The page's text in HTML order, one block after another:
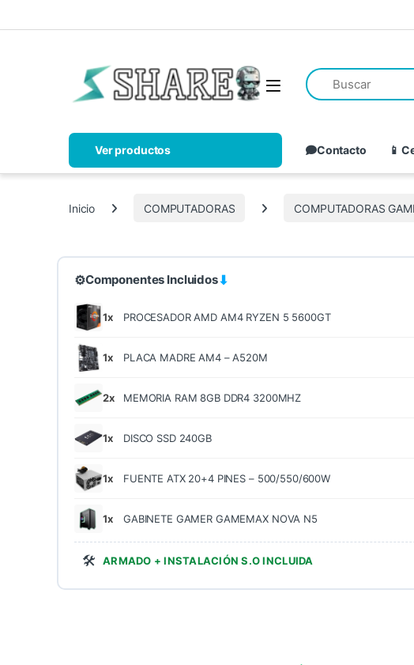
Ver productos Contacto 📱
Inicio COMPUTADORAS COMPUTADORAS
⚙Componentes Incluidos⬇
1x PROCESADOR AMD AM4 RYZEN 5 5600GT
1x PLACA MADRE AM4 – A520M
2x MEMORIA RAM 8GB DDR4 3200MHZ
1x DISCO SSD 240GB
1x FUENTE ATX 20+4 PINES – 500/550/600W
1x GABINETE GAMER GAMEMAX NOVA N5
🛠️ ARMADO + INSTALACIÓN S.O INCLUIDA